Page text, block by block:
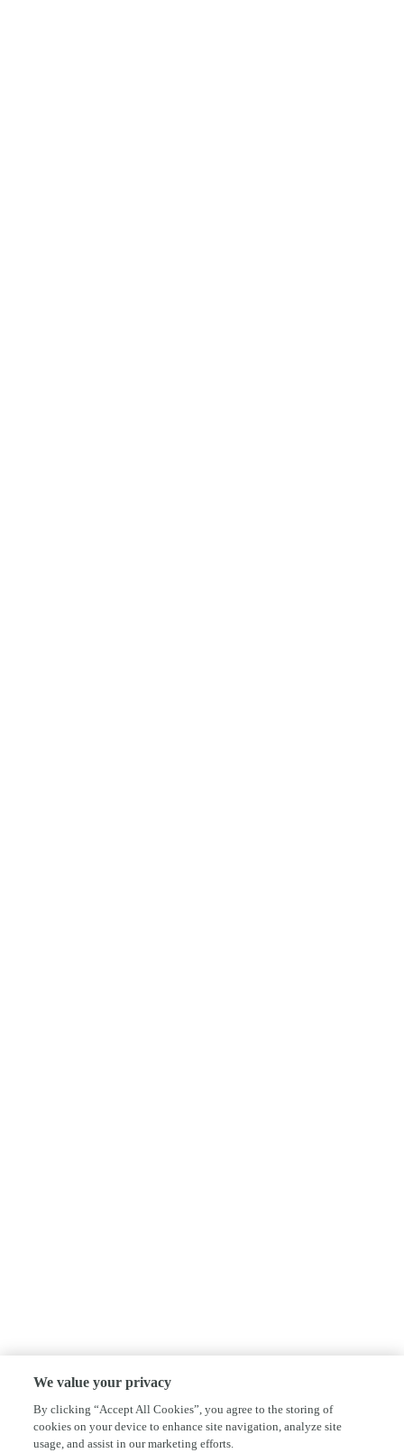
We value your privacy
By clicking “Accept All Cookies”, you agree to the storing of
cookies on your device to enhance site navigation, analyze site
usage, and assist in our marketing efforts.